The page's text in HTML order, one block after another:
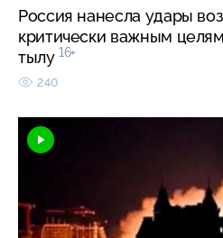
Россия нанесла удары
критически важным
тылу 16+
240